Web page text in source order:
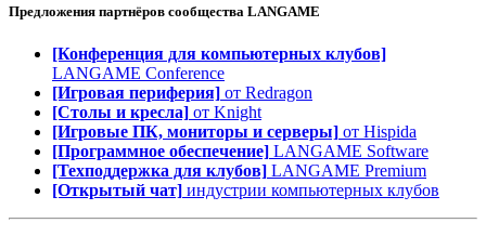
Предложения партнёров сообщества LANGAME
[Конференция для компьютерных клубов]
LANGAME Conference
[Игровая периферия] от Redragon
[Столы и кресла] от Knight
[Игровые ПК, мониторы и серверы] от Hispida
[Программное обеспечение] LANGAME Software
[Техподдержка для клубов] LANGAME Premium
[Открытый чат] индустрии компьютерных клубов